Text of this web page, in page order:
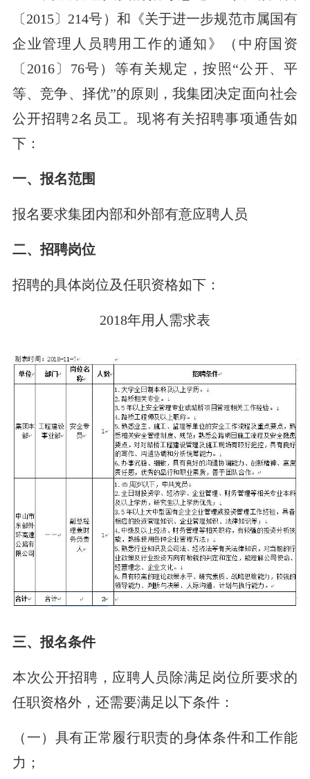
〔2015〕214号）和《关于进一步规范市属国有
企业管理人员聘用工作的通知》（中府国资
〔2016〕76号）等有关规定，按照“公开、平
等、竞争、择优”的原则，我集团决定面向社会
公开招聘2名员工。现将有关招聘事项通告如
下：
一、报名范围
报名要求集团内部和外部有意应聘人员
二、招聘岗位
招聘的具体岗位及任职资格如下：
2018年用人需求表
三、报名条件
本次公开招聘，应聘人员除满足岗位所要求的
任职资格外，还需要满足以下条件：
（一）具有正常履行职责的身体条件和工作能
力；